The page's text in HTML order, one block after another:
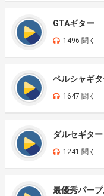
GTAギター
1496 聞く
ペルシャギ
1647 聞く
ダルセギター
1241 聞く
最優秀パー